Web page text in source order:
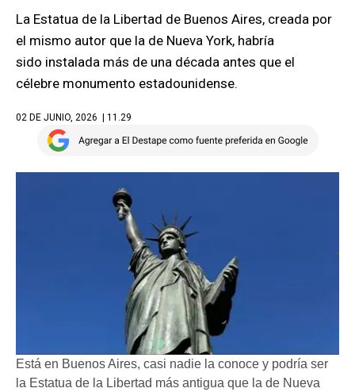
La Estatua de la Libertad de Buenos Aires, creada por
el mismo autor que la de Nueva York, habría
sido instalada más de una década antes que el
célebre monumento estadounidense.
02 DE JUNIO, 2026 | 11.29
Está en Buenos Aires, casi nadie la conoce y podría ser
la Estatua de la Libertad más antigua que la de Nueva